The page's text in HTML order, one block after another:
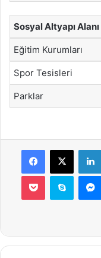
Sosyal Altyapı Alanı
Eğitim Kurumları
Spor Tesisleri
Parklar
Facebook
X
Pocket Skype